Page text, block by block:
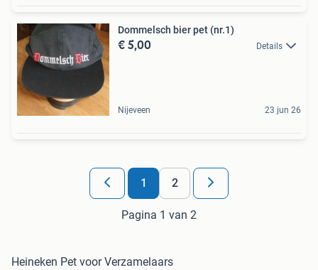
Dommelsch bier pet (nr.1)
€ 5,00 Details
Nijeveen 23 jun 26
1 2
Pagina 1 van 2
Heineken Pet voor Verzamelaars